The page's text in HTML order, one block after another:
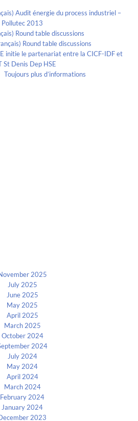
Audit énergie du process industriel –
Pollutec 2013
Round table discussions
Round table discussions
initie le partenariat entre la CICF-IDF et
St Denis Dep HSE
Toujours plus d’informations
2025
July 2025
June 2025
May 2025
April 2025
March 2025
October 2024
2024
July 2024
May 2024
April 2024
March 2024
February 2024
January 2024
2023